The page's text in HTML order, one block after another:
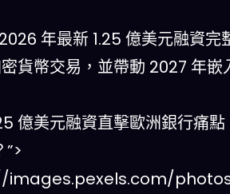
最新 1.25 億美元融資完整
貨幣交易，並帶動 2027 年嵌
元融資直擊歐洲銀行痛點
今晚吃